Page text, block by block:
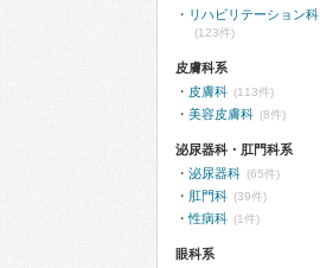
リハビリテーション科
(123件)
皮膚科系
皮膚科 (113件)
美容皮膚科 (8件)
泌尿器科・肛門科系
泌尿器科 (65件)
肛門科 (39件)
性病科 (1件)
眼科系